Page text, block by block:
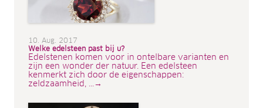
10. Aug. 2017
Welke edelsteen past bij u?
Edelstenen komen voor in ontelbare varianten en
zijn een wonder der natuur. Een edelsteen
kenmerkt zich door de eigenschappen:
zeldzaamheid, ...→